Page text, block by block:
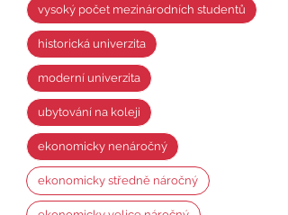
vysoký počet mezinárodních studentů
historická univerzita
moderní univerzita
ubytování na koleji
ekonomicky nenáročný
ekonomicky středně náročný